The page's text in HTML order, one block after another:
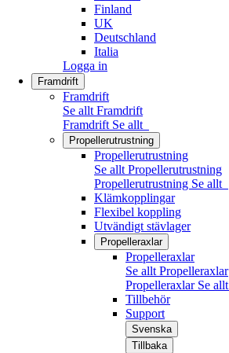
Finland
UK
Deutschland
Italia
Logga in
Framdrift
Framdrift
Se allt Framdrift
Framdrift Se allt
Propellerutrustning
Propellerutrustning
Se allt Propellerutrustning
Propellerutrustning Se allt
Klämkopplingar
Flexibel koppling
Utvändigt stävlager
Propelleraxlar
Propelleraxlar
Se allt Propelleraxlar
Propelleraxlar Se allt
Tillbehör
Support
Svenska
Tillbaka